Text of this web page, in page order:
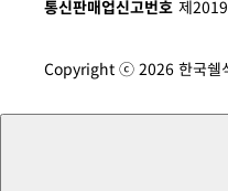
통신판매업신고번호 제
Copyright ⓒ 2026 한국쉘